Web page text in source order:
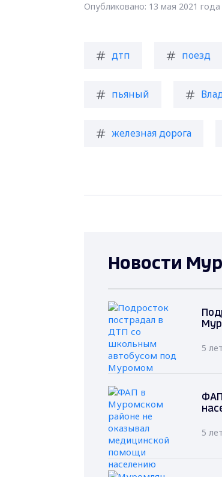
Опубликовано: 13 мая 2021 года
дтп поезд
пьяный
железная дорога
Новости
5
5